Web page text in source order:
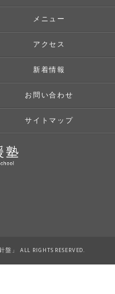
メニュー
アクセス
新着情報
お問い合わせ
サイトマップ
」 ALL RIGHTS RESERVED.